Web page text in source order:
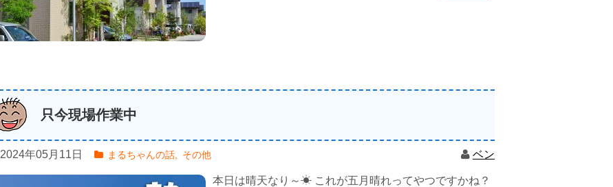
只今現場作業中
2024年05月11日 まるちゃんの話, その他 ベン
本日は晴天なり～☀ これが五月晴れってやつですかね？